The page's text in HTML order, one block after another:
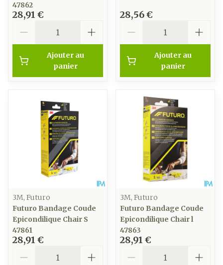
47862
28,91 €
Ajouter au
panier
28,56 €
Ajouter au
panier
3M, Futuro
Futuro Bandage Coude
Epicondilique Chair S
47861
28,91 €
3M, Futuro
Futuro Bandage Coude
Epicondilique Chair l
47863
28,91 €